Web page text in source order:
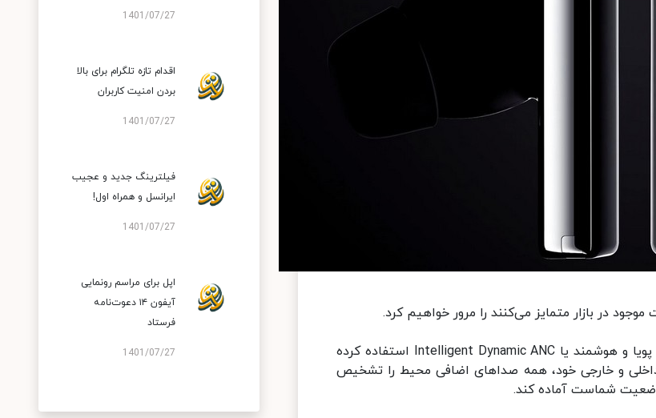
هواوی در ایربادز حرفه‌ای فری‌بادز پرو از فناوری حذف نویز فعال پویا و هوشمند یا Intelligent Dynamic ANC استفاده کرده
و خارجی خود، همه صداهای اضافی محیط را تشخیص
وضعیت شماست آماده کند.
1401/07/27
اقدام تازه تلگرام برای بالا
بردن امنیت کاربران
1401/07/27
فیلترینگ جدید و عجیب
ایرانسل و همراه اول!
1401/07/27
اپل برای مراسم رونمایی
آیفون ۱۴ دعوت‌نامه
فرستاد
1401/07/27